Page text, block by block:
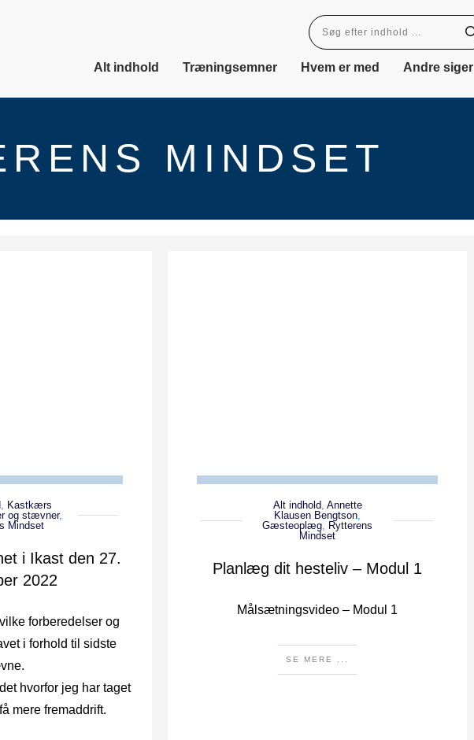
Alt indhold Træningsemner Hvem er med Andre siger
MINDSET
, Kastkærs
og stævner,
Mindset
i Ikast den 27.
2022
forberedelser og
i forhold til sidste
hvorfor jeg har taget
mere fremaddrift.
Alt indhold, Annette
Klausen Bengtson,
Gæsteoplæg, Rytterens
Mindset
Planlæg dit hesteliv – Modul 1
Målsætningsvideo – Modul 1
SE MERE ...